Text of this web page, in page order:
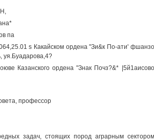
па
s Какайском ордена "Зи&к По-ати'
уя.Буадарова,4?
Казанского ордена "Знак Почз?&*
профессор
задач, стоящих пород аграрным